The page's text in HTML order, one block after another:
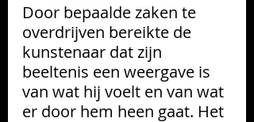
Door bepaalde zaken te
overdrijven bereikte de
kunstenaar dat zijn
beeltenis een weergave is
van wat hij voelt en van wat
er door hem heen gaat. Het